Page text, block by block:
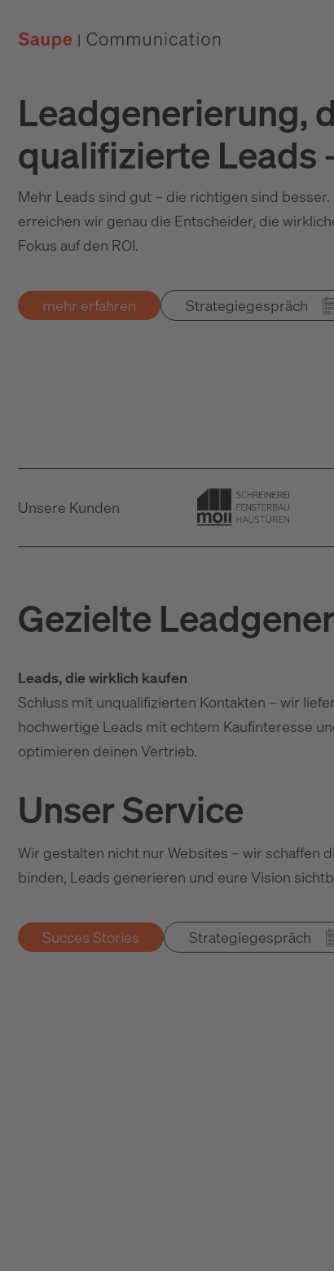
Leadgenerierung,
qualifizierte Leads
Mehr Leads sind gut – die richtigen sind
erreichen wir genau die Entscheider, die
Fokus auf den ROI.
mehr erfahren Strategiegespräch
Unsere Kunden
Gezielte
Leads, die wirklich kaufen
Schluss mit unqualifizierten Kontakten – wir
hochwertige Leads mit echtem Kaufinteresse
optimieren deinen Vertrieb.
Unser Service
Wir gestalten nicht nur Websites – wir schaffen
binden, Leads generieren und eure Vision
Succes Stories Strategiegespräch